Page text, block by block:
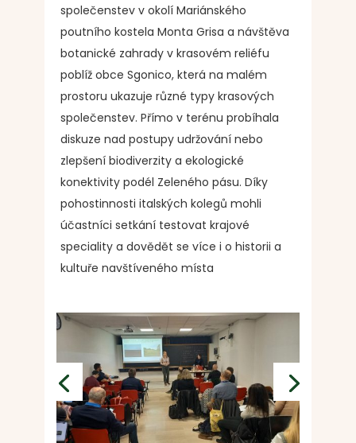
společenstev v okolí Mariánského
poutního kostela Monta Grisa a návštěva
botanické zahrady v krasovém reliéfu
poblíž obce Sgonico, která na malém
prostoru ukazuje různé typy krasových
společenstev. Přímo v terénu probíhala
diskuze nad postupy udržování nebo
zlepšení biodiverzity a ekologické
konektivity podél Zeleného pásu. Díky
pohostinnosti italských kolegů mohli
účastníci setkání testovat krajové
speciality a dovědět se více i o historii a
kultuře navštíveného místa